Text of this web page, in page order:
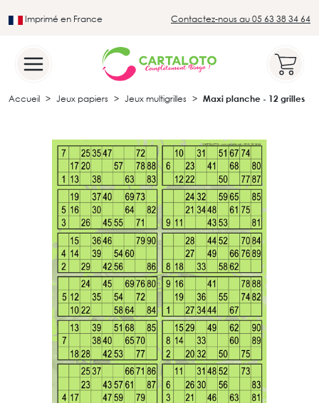
Imprimé en France Contactez-nous au 05 63 38 34 64
Accueil Jeux papiers Jeux multigrilles Maxi planche - 12 grilles